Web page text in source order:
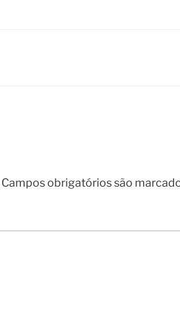
Campos obrigatórios são